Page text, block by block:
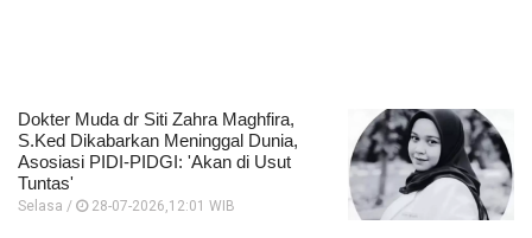
Dokter Muda dr Siti Zahra Maghfira,
S.Ked Dikabarkan Meninggal Dunia,
Asosiasi PIDI-PIDGI: 'Akan di Usut
Tuntas'
Selasa / 28-07-2026,12:01 WIB